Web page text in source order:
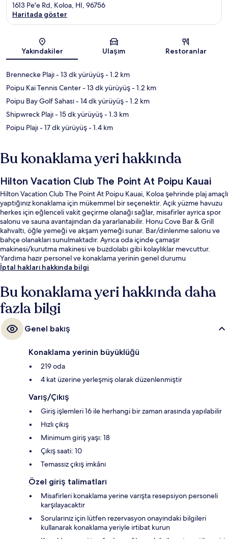
Harita
1613 Pe'e Rd, Koloa, HI, 96756
Haritada göster
Yakındakiler Ulaşım Restoranlar
Brennecke Plajı- 13 dk yürüyüş- 1.2 km
Poipu Kai Tennis Center- 13 dk yürüyüş- 1.2 km
Poipu Bay Golf Sahası- 14 dk yürüyüş- 1.2 km
Shipwreck Plajı- 15 dk yürüyüş- 1.3 km
Poipu Plajı- 17 dk yürüyüş- 1.4 km
Bu konaklama yeri hakkında
Hilton Vacation Club The Point At Poipu Kauai
Hilton Vacation Club The Point At Poipu Kauai, Koloa şehrinde plaj amaçlı
yaptığınız konaklama için mükemmel bir seçenektir. Açık yüzme havuzu
herkes için eğlenceli vakit geçirme olanağı sağlar, misafirler ayrıca spor
salonu ve sauna avantajından da yararlanabilir. Honu Cove Bar & Grill
kahvaltı, öğle yemeği ve akşam yemeği sunar. Bar/dinlenme salonu ve
bahçe olanakları sunulmaktadır. Ayrıca oda içinde çamaşır
makinesi/kurutma makinesi ve buzdolabı gibi kolaylıklar mevcuttur.
Yardıma hazır personel ve konaklama yerinin genel durumu
misafirlerden tam not alıyor.
İptal hakları hakkında bilgi
Bu konaklama yeri hakkında daha
fazla bilgi
Genel bakış
Konaklama yerinin büyüklüğü
219 oda
4 kat üzerine yerleşmiş olarak düzenlenmiştir
Varış/Çıkış
Giriş işlemleri 16 ile herhangi bir zaman arasında yapılabilir
Hızlı çıkış
Minimum giriş yaşı: 18
Çıkış saati: 10
Temassız çıkış imkânı
Özel giriş talimatları
Misafirleri konaklama yerine varışta resepsiyon personeli
karşılayacaktır
Sorularınız için lütfen rezervasyon onayındaki bilgileri
kullanarak konaklama yeriyle irtibat kurun